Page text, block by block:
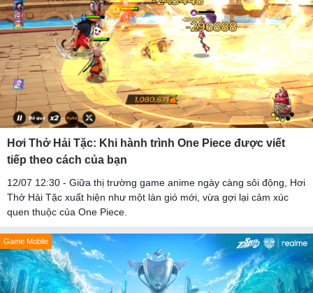
Hơi Thở Hải Tặc: Khi hành trình One Piece được viết
tiếp theo cách của bạn
12/07 12:30 - Giữa thị trường game anime ngày càng sôi động, Hơi
Thở Hải Tặc xuất hiện như một làn gió mới, vừa gợi lại cảm xúc
quen thuộc của One Piece.
Game Mobile